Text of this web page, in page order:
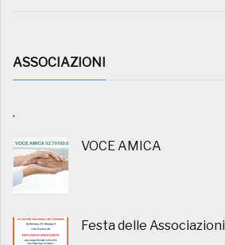
ASSOCIAZIONI
.
VOCE AMICA
Festa delle Associazioni